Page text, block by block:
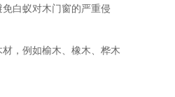
白蚁对木门窗的严重侵
，例如榆木、橡木、桦木